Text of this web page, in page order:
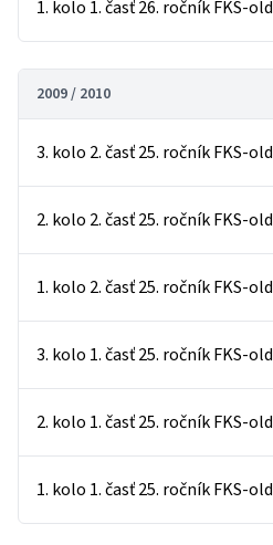
1. kolo 1. časť 26. ročník FKS-old
2009 / 2010
3. kolo 2. časť 25. ročník FKS-old
2. kolo 2. časť 25. ročník FKS-old
1. kolo 2. časť 25. ročník FKS-old
3. kolo 1. časť 25. ročník FKS-old
2. kolo 1. časť 25. ročník FKS-old
1. kolo 1. časť 25. ročník FKS-old